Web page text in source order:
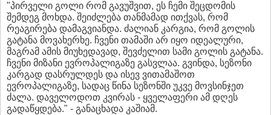
"პირველი გოლი რომ გავუშვით, ეს ჩემი შეცდომის
შემდეგ მოხდა. შეიძლება თანმამად ითქვას, რომ
რეაგირება დამაგვიანდა. ძალიან კარგია, რომ გოლის
გატანა მოვახერხე. ჩვენი თამაში არ იყო იდეალური,
მაგრამ ამის მიუხედავად, შევძელით სამი გოლის გატანა.
ჩვენი მიზანი ევროპალიგაზე გასვლაა. გვინდა, სეზონი
კარგად დასრულდეს და ისევ ვითამაშოთ
ევროპალიგაზე, სადაც წინა სეზონში უკვე მოვსინჯეთ
ძალა. დაველოდოთ კვირას - ყველაფერი ამ დღეს
გადაწყდება." - განაცხადა კაშიამ.